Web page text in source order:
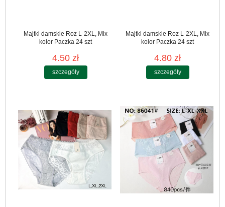
Majtki damskie Roz L-2XL, Mix
kolor Paczka 24 szt
4.50 zł
szczegóły
Majtki damskie Roz L-2XL, Mix
kolor Paczka 24 szt
4.80 zł
szczegóły